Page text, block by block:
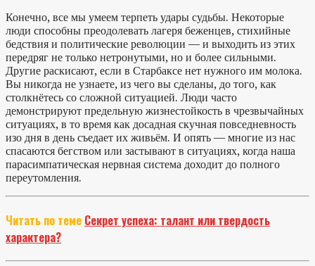
Конечно, все мы умеем терпеть удары судьбы. Некоторые
люди способны преодолевать лагеря беженцев, стихийные
бедствия и политические революции — и выходить из этих
передряг не только нетронутыми, но и более сильными.
Другие раскисают, если в Старбаксе нет нужного им молока.
Вы никогда не узнаете, из чего вы сделаны, до того, как
столкнётесь со сложной ситуацией. Люди часто
демонстрируют предельную жизнестойкость в чрезвычайных
ситуациях, в то время как досадная скучная повседневность
изо дня в день съедает их живьём. И опять — многие из нас
спасаются бегством или застывают в ситуациях, когда наша
парасимпатическая нервная система доходит до полного
переутомления.
Читать по теме Секрет успеха: талант или твердость
характера?